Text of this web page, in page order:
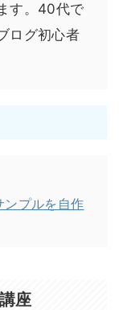
す。40代で
ログ初心者
ンプルを自作
座